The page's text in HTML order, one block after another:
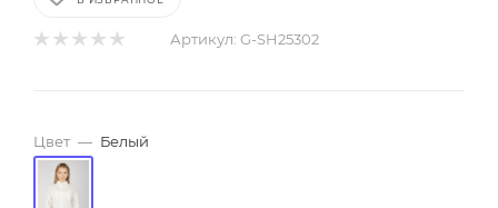
Артикул: G-SH25302
Цвет — Белый